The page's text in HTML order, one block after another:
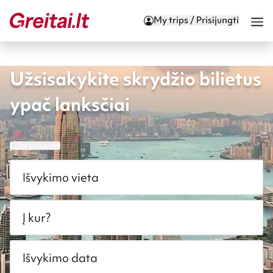
My trips / Prisijungti
Užsisakykite skrydžio bilietus
ypač lanksčiai
Į abi puses
Išvykimo vieta
Į kur?
Išvykimo data